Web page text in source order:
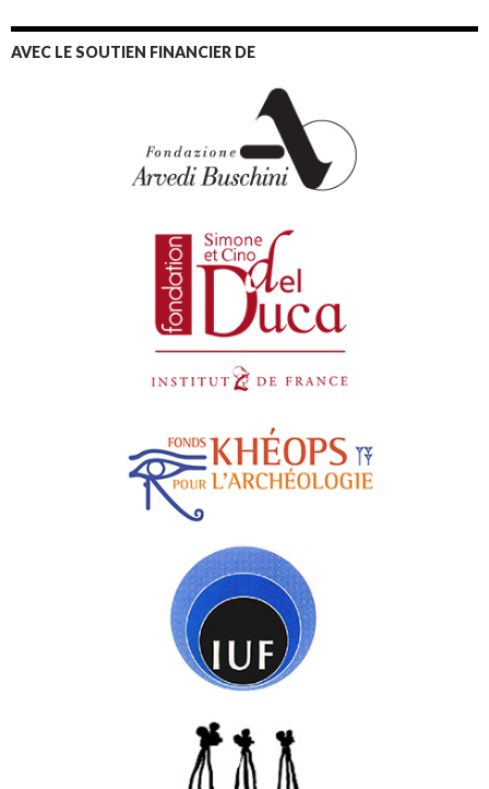
AVEC LE SOUTIEN FINANCIER DE